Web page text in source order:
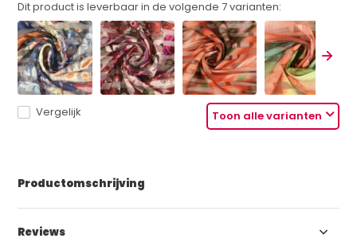
Dit product is leverbaar in de volgende7varianten:
Toon alle varianten
Vergelijk
Productomschrijving
Reviews